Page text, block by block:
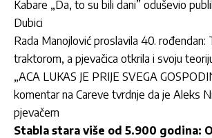
Kabare „Da, to su bili dani” oduševio
Dubici
Rada Manojlović proslavila 40. rođendan:
traktorom, a pjevačica otkrila i svoju
„ACA LUKAS JE PRIJE SVEGA
komentar na Careve tvrdnje da je Aleks
pjevačem
Stabla stara više od 5.900 godina: